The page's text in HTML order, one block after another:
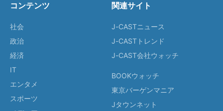
コンテンツ
社会
政治
経済
IT
エンタメ
スポーツ
関連サイト
J-CASTニュース
J-CASTトレンド
J-CAST会社ウォッチ
BOOKウォッチ
東京バーゲンマニア
Jタウンネット